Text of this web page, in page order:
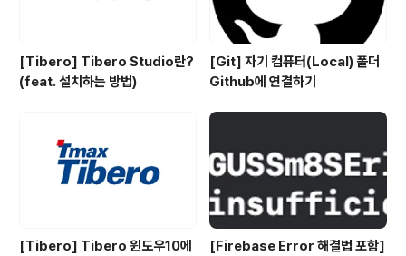
[Tibero] Tibero Studio란?
(feat. 설치하는 방법)
[Git] 자기 컴퓨터(Local) 폴더
Github에 연결하기
[Tibero] Tibero 윈도우10에
[Firebase Error 해결법 포함]